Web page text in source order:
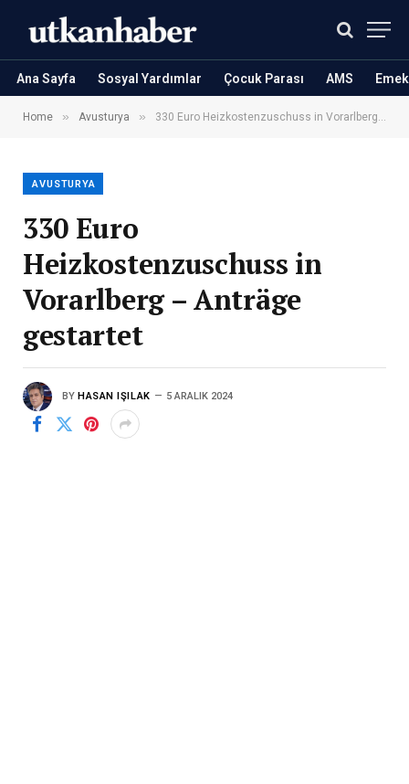
Ana Sayfa Sosyal Yardımlar Çocuk Parası AMS
Home » Avusturya » 330 Euro Heizkostenzuschuss in Vorarlberg – Anträge gestartet
AVUSTURYA
330 Euro
Heizkostenzuschuss in
Vorarlberg – Anträge
gestartet
BY HASAN IŞILAK 5 ARALIK 2024